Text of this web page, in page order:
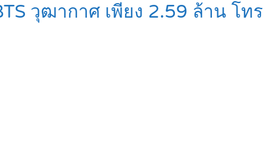
วุฒากาศ เพียง 2.59 ล้าน โทร